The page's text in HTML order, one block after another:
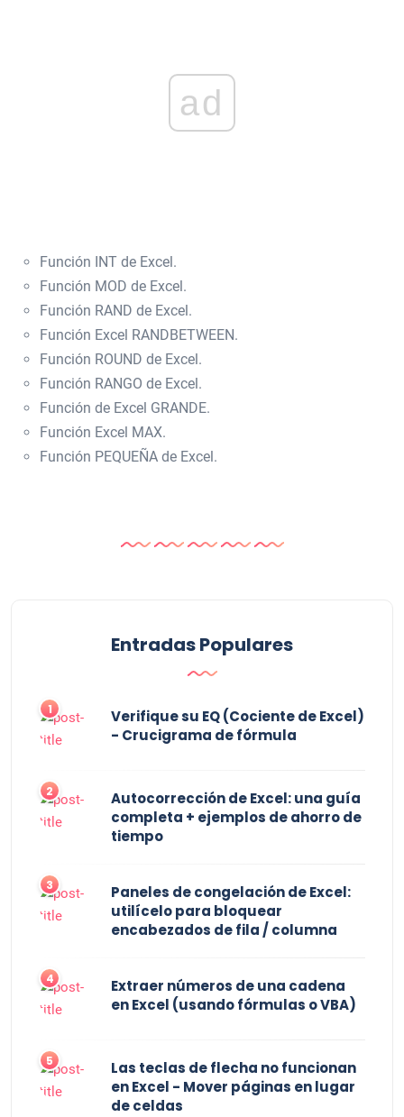
ad
Función INT de Excel.
Función MOD de Excel.
Función RAND de Excel.
Función Excel RANDBETWEEN.
Función ROUND de Excel.
Función RANGO de Excel.
Función de Excel GRANDE.
Función Excel MAX.
Función PEQUEÑA de Excel.
Entradas Populares
1
Verifique su EQ (Cociente de Excel)
- Crucigrama de fórmula
2
Autocorrección de Excel: una guía
completa + ejemplos de ahorro de
tiempo
3
Paneles de congelación de Excel:
utilícelo para bloquear
encabezados de fila / columna
4
Extraer números de una cadena
en Excel (usando fórmulas o VBA)
5
Las teclas de flecha no funcionan
en Excel - Mover páginas en lugar
de celdas